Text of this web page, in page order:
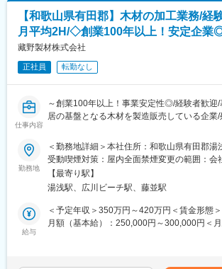
主なお客様：工務店様、リフォーム店様等
取扱商材：機能性とデザイン性を兼ね備えた
ニットバス、システムキッチンなど快適な住
を提案します。
【電気資材部門】
調等の電気資材を通じて、快適な生活環境を
主なお客様：サブコン様等
取扱商材：大型商業施設等で使用される空調
資材など、幅広い設備をサポートします。
【土木部門】
主なお客様：土木工事を行う企業様
取扱商材：水道配管やポンプ、土木資材等、
額であり、選考を通じて上下する可能性があ
固定手当を含めた表記です。
【和歌山県有田郡】木材の加工業務/経
月平均2H/◇創業100年以上！安定企業
藏野製材株式会社
正社員 転勤なし
仕事内容
～創業100年以上！事業安定性◎/経験者歓迎
居の基盤となる木材を製造販売している企業
★事業拡大の為、新工場設立と世代交代に伴
ます。
■業務詳細：
・製材部門にて、木製パレットや建築関係に
をお任せします。仕入れた丸太を工場で製材
す。
・製材したものはパレット部門にて裁断・組
勤務地
＜勤務地詳細＞本社住所：和歌山県有田郡湯
受動喫煙対策：屋内全面禁煙変更の範囲：会
【最寄り駅】
湯浅駅、広川ビーチ駅、藤並駅
給与
＜予定年収＞350万円～420万円＜賃金形態
月額（基本給）：250,000円～300,000円＜